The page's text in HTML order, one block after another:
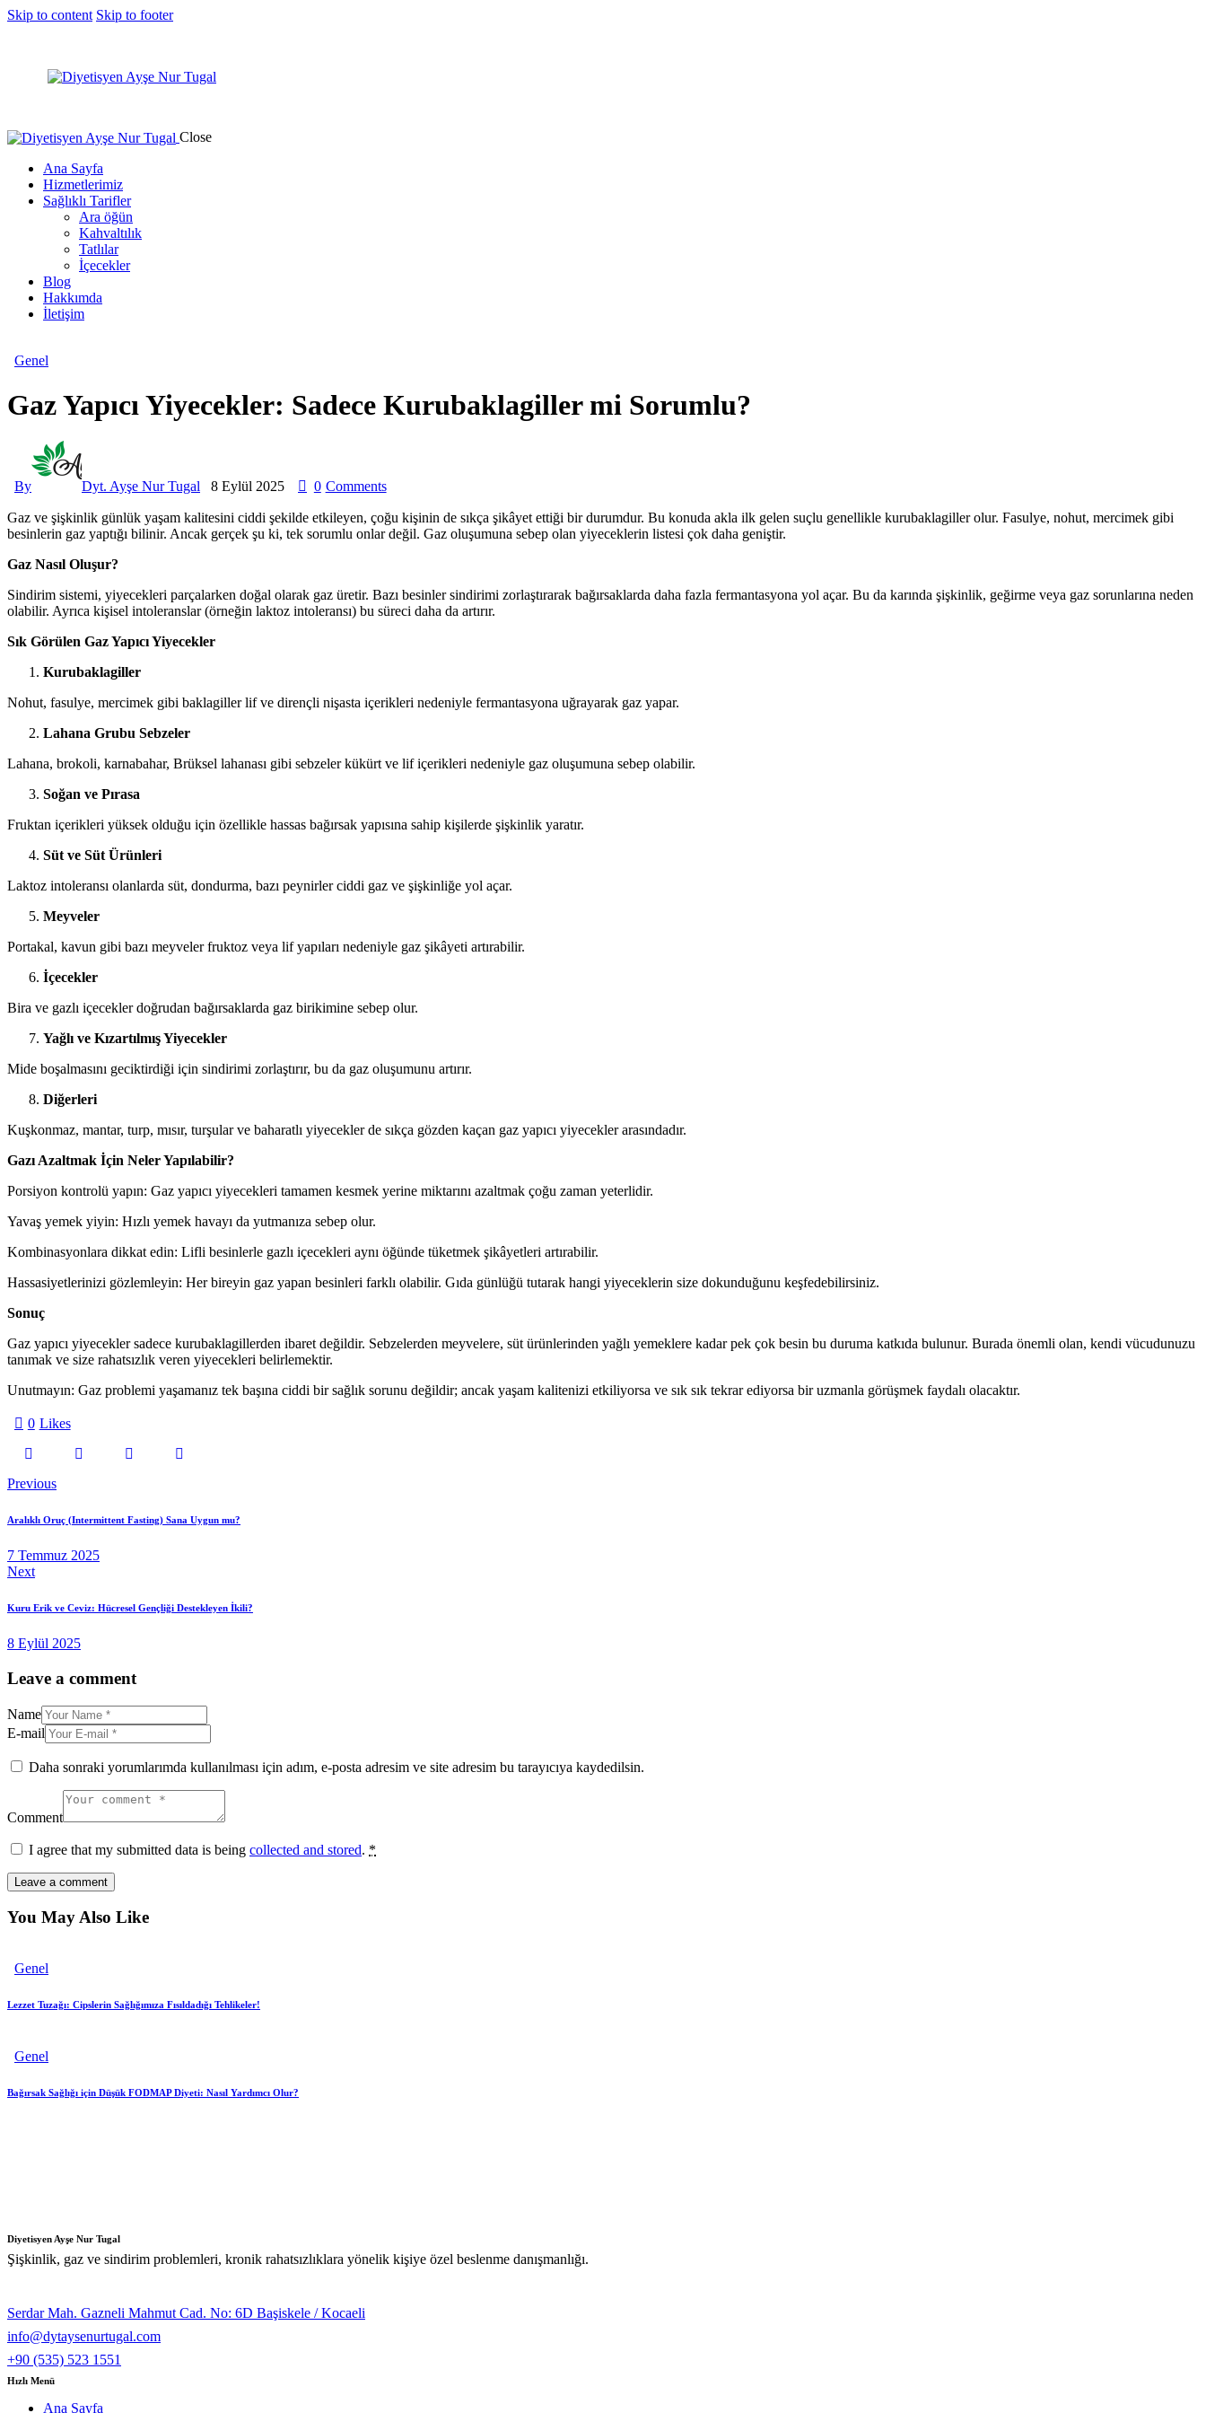
Skip to content Skip to footer
Close
Ana Sayfa
Hizmetlerimiz
Sağlıklı Tarifler
Ara öğün
Kahvaltılık
Tatlılar
İçecekler
Blog
Hakkımda
İletişim
Genel
Gaz Yapıcı Yiyecekler: Sadece Kurubaklagiller mi Sorumlu?
By Dyt. Ayşe Nur Tugal 8 Eylül 2025 0 Comments
Gaz ve şişkinlik günlük yaşam kalitesini ciddi şekilde etkileyen, çoğu kişinin de sıkça şikâyet ettiği bir durumdur. Bu konuda akla ilk gelen suçlu genellikle kurubaklagiller olur. Fasulye, nohut, mercimek gibi
besinlerin gaz yaptığı bilinir. Ancak gerçek şu ki, tek sorumlu onlar değil. Gaz oluşumuna sebep olan yiyeceklerin listesi çok daha geniştir.
Gaz Nasıl Oluşur?
Sindirim sistemi, yiyecekleri parçalarken doğal olarak gaz üretir. Bazı besinler sindirimi zorlaştırarak bağırsaklarda daha fazla fermantasyona yol açar. Bu da karında şişkinlik, geğirme veya gaz sorunlarına neden
olabilir. Ayrıca kişisel intoleranslar (örneğin laktoz intoleransı) bu süreci daha da artırır.
Sık Görülen Gaz Yapıcı Yiyecekler
Kurubaklagiller
Nohut, fasulye, mercimek gibi baklagiller lif ve dirençli nişasta içerikleri nedeniyle fermantasyona uğrayarak gaz yapar.
Lahana Grubu Sebzeler
Lahana, brokoli, karnabahar, Brüksel lahanası gibi sebzeler kükürt ve lif içerikleri nedeniyle gaz oluşumuna sebep olabilir.
Soğan ve Pırasa
Fruktan içerikleri yüksek olduğu için özellikle hassas bağırsak yapısına sahip kişilerde şişkinlik yaratır.
Süt ve Süt Ürünleri
Laktoz intoleransı olanlarda süt, dondurma, bazı peynirler ciddi gaz ve şişkinliğe yol açar.
Meyveler
Portakal, kavun gibi bazı meyveler fruktoz veya lif yapıları nedeniyle gaz şikâyeti artırabilir.
İçecekler
Bira ve gazlı içecekler doğrudan bağırsaklarda gaz birikimine sebep olur.
Yağlı ve Kızartılmış Yiyecekler
Mide boşalmasını geciktirdiği için sindirimi zorlaştırır, bu da gaz oluşumunu artırır.
Diğerleri
Kuşkonmaz, mantar, turp, mısır, turşular ve baharatlı yiyecekler de sıkça gözden kaçan gaz yapıcı yiyecekler arasındadır.
Gazı Azaltmak İçin Neler Yapılabilir?
Porsiyon kontrolü yapın: Gaz yapıcı yiyecekleri tamamen kesmek yerine miktarını azaltmak çoğu zaman yeterlidir.
Yavaş yemek yiyin: Hızlı yemek havayı da yutmanıza sebep olur.
Kombinasyonlara dikkat edin: Lifli besinlerle gazlı içecekleri aynı öğünde tüketmek şikâyetleri artırabilir.
Hassasiyetlerinizi gözlemleyin: Her bireyin gaz yapan besinleri farklı olabilir. Gıda günlüğü tutarak hangi yiyeceklerin size dokunduğunu keşfedebilirsiniz.
Sonuç
Gaz yapıcı yiyecekler sadece kurubaklagillerden ibaret değildir. Sebzelerden meyvelere, süt ürünlerinden yağlı yemeklere kadar pek çok besin bu duruma katkıda bulunur. Burada önemli olan, kendi vücudunuzu
tanımak ve size rahatsızlık veren yiyecekleri belirlemektir.
Unutmayın: Gaz problemi yaşamanız tek başına ciddi bir sağlık sorunu değildir; ancak yaşam kalitenizi etkiliyorsa ve sık sık tekrar ediyorsa bir uzmanla görüşmek faydalı olacaktır.
0 Likes
Yazı
gezinmesi
Previous
Aralıklı Oruç (Intermittent Fasting) Sana Uygun mu?
7 Temmuz 2025
Next
Kuru Erik ve Ceviz: Hücresel Gençliği Destekleyen İkili?
8 Eylül 2025
Leave a comment
Name
E-mail
Daha sonraki yorumlarımda kullanılması için adım, e-posta adresim ve site adresim bu tarayıcıya kaydedilsin.
Comment
I agree that my submitted data is being collected and stored. *
You May Also Like
Genel
Lezzet Tuzağı: Cipslerin Sağlığımıza Fısıldadığı Tehlikeler!
Genel
Bağırsak Sağlığı için Düşük FODMAP Diyeti: Nasıl Yardımcı Olur?
Diyetisyen Ayşe Nur Tugal
Şişkinlik, gaz ve sindirim problemleri, kronik rahatsızlıklara yönelik kişiye özel beslenme danışmanlığı.
Serdar Mah. Gazneli Mahmut Cad. No: 6D Başiskele / Kocaeli
info@dytaysenurtugal.com
+90 (535) 523 1551
Hızlı Menü
Ana Sayfa